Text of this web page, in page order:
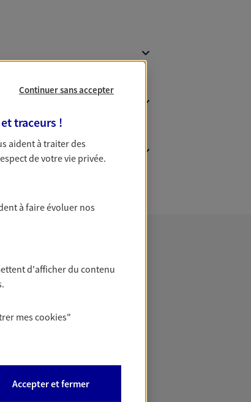
Continuer sans accepter
traceurs !
aident à traiter des
de votre vie privée.
à faire évoluer nos
d'afficher du contenu
mescookies"
Accepter et fermer